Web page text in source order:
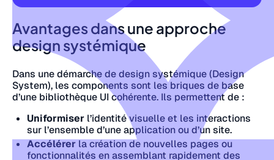
Avantages dans une approche
design systémique
Dans une démarche de design systémique (Design
System), les components sont les briques de base
d’une bibliothèque UI cohérente. Ils permettent de :
Uniformiser l’identité visuelle et les interactions
sur l’ensemble d’une application ou d’un site.
Accélérer la création de nouvelles pages ou
fonctionnalités en assemblant rapidement des